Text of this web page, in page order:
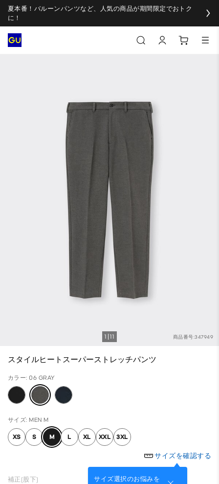
夏本番！バルーンパンツなど、人気の商品が期間限定でおトク
に！
商品番号:347949
1 11
スタイルヒートスーパーストレッチパンツ
カラー: 06 GRAY
サイズ: MEN M
XS S M L XL XXL 3XL
サイズを確認する
サイズ選択のお悩みを
補正(股下)